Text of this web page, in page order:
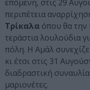
επόμενη, στις 29
περιπέτεια
Τρίκαλα όπου θα την
τεράστια λουλούδια
πόλη. Η Αμάλ
κι έτσι στις 31
διαδραστική
μαριονέτες.